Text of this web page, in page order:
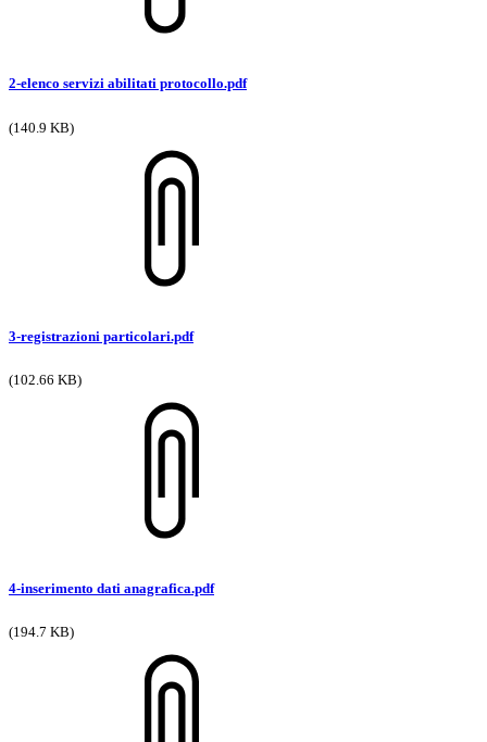
2-elenco servizi abilitati protocollo.pdf
(140.9 KB)
3-registrazioni particolari.pdf
(102.66 KB)
4-inserimento dati anagrafica.pdf
(194.7 KB)